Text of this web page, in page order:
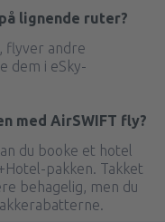
lignende ruter?
flyver andre
dem i eSky-
med AirSWIFT fly?
du booke et hotel
pakken. Takket
behagelig, men du